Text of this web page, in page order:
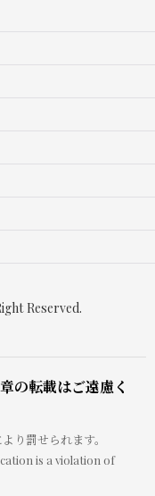
Reserved.
の転載はご遠慮く
り罰せられます。
is a violation of